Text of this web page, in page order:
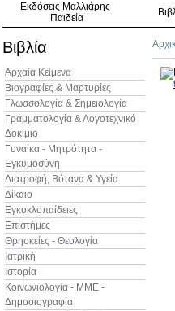
Εκδόσεις Μαλλιάρης-
Παιδεία
Βιβλία
Αρχαία Κείμενα
Βιογραφίες & Μαρτυρίες
Γλωσσολογία & Σημειολογία
Γραμματολογία & Λογοτεχνικό
Δοκίμιο
Γυναίκα - Μητρότητα -
Εγκυμοσύνη
Διατροφή, Βότανα & Υγεία
Δίκαιο
Εγκυκλοπαίδειες
Επιστήμες
Θρησκείες - Θεολογία
Ιατρική
Ιστορία
Κοινωνιολογία - ΜΜΕ -
Δημοσιογραφία